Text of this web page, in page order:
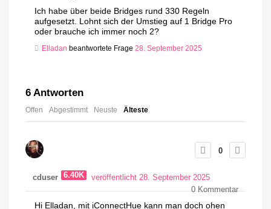
Ich habe über beide Bridges rund 330 Regeln
aufgesetzt. Lohnt sich der Umstieg auf 1 Bridge Pro
oder brauche ich immer noch 2?
Elladan beantwortete Frage 28. September 2025
6 Antworten
Offen Abgestimmt Neuste Älteste
0
cduser 6.40K
veröffentlicht 28. September 2025
0Kommentar
Hi Elladan, mit iConnectHue kann man doch ohen